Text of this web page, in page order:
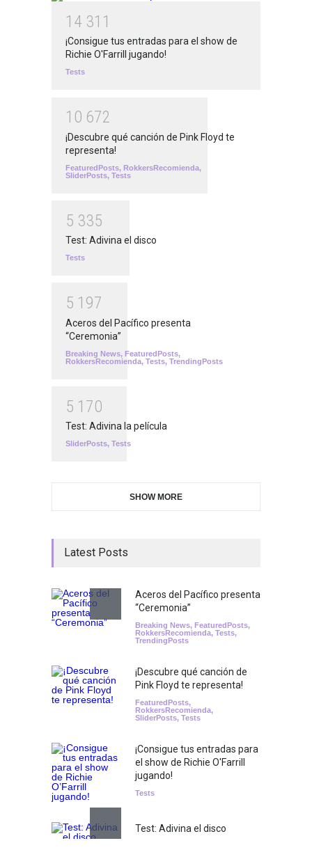
1 4 31 1
¡Consigue tus entradas para el show de
Richie O'Farrill jugando!
Tests
1 0 672
¡Descubre qué canción de Pink Floyd te
representa!
FeaturedPosts, RokkersRecomienda,
SliderPosts, Tests
5 335
Test: Adivina el disco
Tests
5 1 97
Aceros del Pacífico presenta
“Ceremonia”
Breaking News, FeaturedPosts,
RokkersRecomienda, Tests, TrendingPosts
5 1 70
Test: Adivina la película
SliderPosts, Tests
SHOW MORE
Latest Posts
Aceros del Pacífico presenta
“Ceremonia”
Breaking News, FeaturedPosts,
RokkersRecomienda, Tests,
TrendingPosts
¡Descubre qué canción de
Pink Floyd te representa!
FeaturedPosts,
RokkersRecomienda,
SliderPosts, Tests
¡Consigue tus entradas para
el show de Richie O'Farrill
jugando!
Tests
Test: Adivina el disco